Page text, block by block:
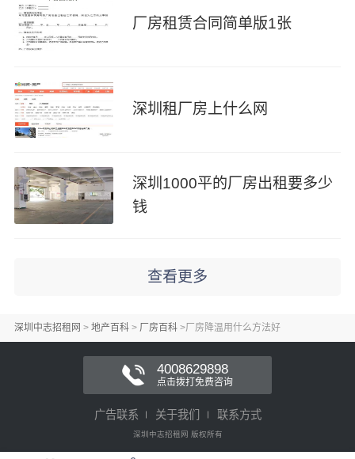
厂房租赁合同简单版1张
深圳租厂房上什么网
深圳1000平的厂房出租要多少
钱
查看更多
深圳中志招租网 > 地产百科 > 厂房百科 >厂房降温用什么方法好
4008629898
点击拨打免费咨询
广告联系 关于我们 联系方式
深圳中志招租网 版权所有